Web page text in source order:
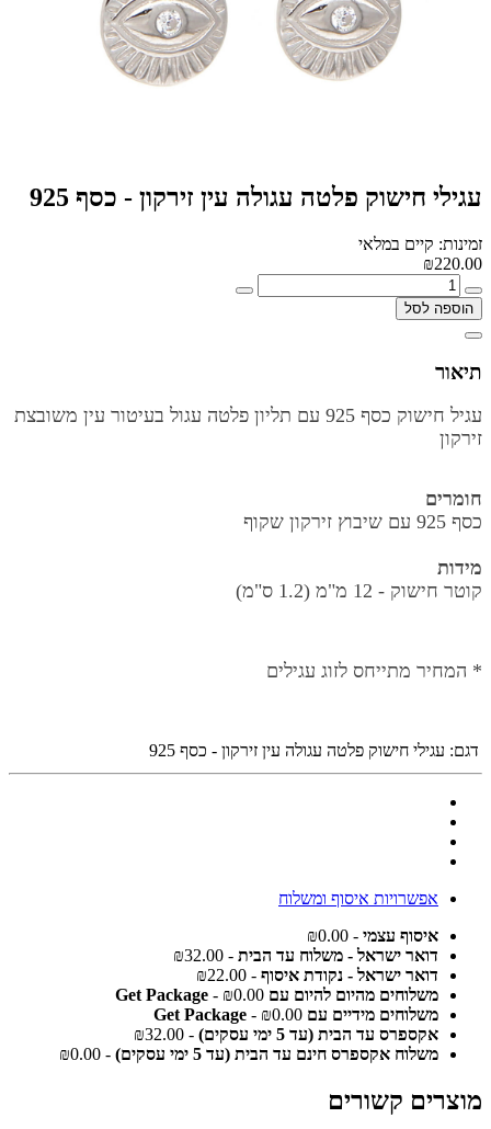
עגילי חישוק פלטה עגולה עין זירקון - כסף 925
זמינות: קיים במלאי
₪220.00
הוספה לסל
תיאור
עגיל חישוק כסף 925 עם תליון פלטה עגול בעיטור עין משובצת
זירקון
חומרים
כסף 925 עם שיבוץ זירקון שקוף
מידות
קוטר חישוק - 12 מ"מ (1.2 ס"מ)
* המחיר מתייחס לזוג עגילים
דגם: עגילי חישוק פלטה עגולה עין זירקון - כסף 925
אפשרויות איסוף ומשלוח
איסוף עצמי - ₪0.00
דואר ישראל - משלוח עד הבית - ₪32.00
דואר ישראל - נקודת איסוף - ₪22.00
משלוחים מהיום להיום עם Get Package - ₪0.00
משלוחים מידיים עם Get Package - ₪0.00
אקספרס עד הבית (עד 5 ימי עסקים)
- ₪32.00
משלוח אקספרס חינם עד הבית (עד 5 ימי עסקים)
- ₪0.00
מוצרים קשורים